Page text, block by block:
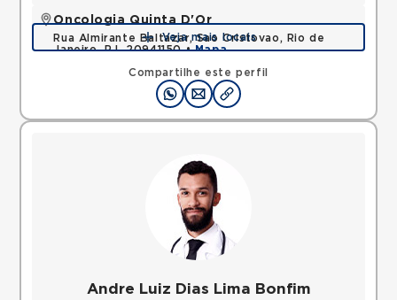
Compartilhe este perfil
Oncologia Quinta D'Or
Rua Almirante Baltazar, Sao Cristovao, Rio de
Janeiro, RJ, 20941150 •Mapa
Veja mais locais
Andre Luiz Dias Lima Bonfim